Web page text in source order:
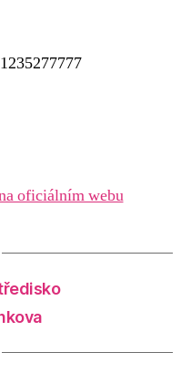
oficiálním webu